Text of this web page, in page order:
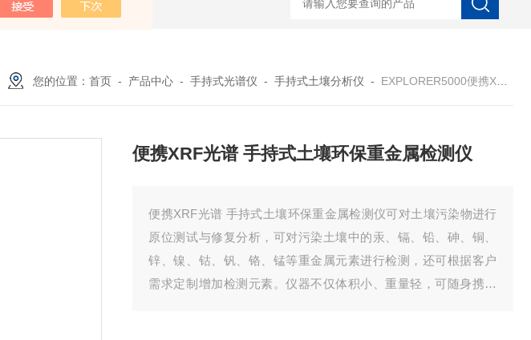
线源 微焦CT无损检测仪器 ISD-NI-RX85-G13工业用3D显微X射线CT扫描设备 EDX1800BRohs指令环
您的位置：首页 - 产品中心 -手持式光谱仪 -手持式土壤分析仪 - EXPLORER5000便携XRF光谱 手持式土壤环保重金属检测仪
便携XRF光谱 手持式土壤环保重金属检测仪
便携XRF光谱 手持式土壤环保重金属检测仪可对土壤污染物进行
原位测试与修复分析，可对污染土壤中的汞、镉、铅、砷、铜、
锌、镍、钴、钒、铬、锰等重金属元素进行检测，还可根据客户
需求定制增加检测元素。仪器不仅体积小、重量轻，可随身携带